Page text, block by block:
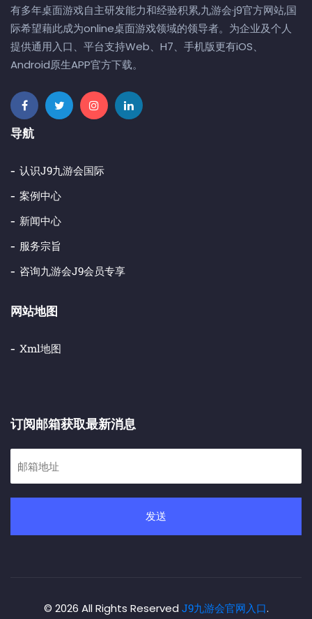
有多年桌面游戏自主研发能力和经验积累,九游会·j9官方网站,国
际希望藉此成为online桌面游戏领域的领导者。为企业及个人
提供通用入口、平台支持Web、H7、手机版更有iOS、
Android原生APP官方下载。
导航
认识j9九游会国际
案例中心
新闻中心
服务宗旨
咨询九游会j9会员专享
网站地图
Xml地图
订阅邮箱获取最新消息
发送
© 2026 All Rights Reserved J9九游会官网入口.